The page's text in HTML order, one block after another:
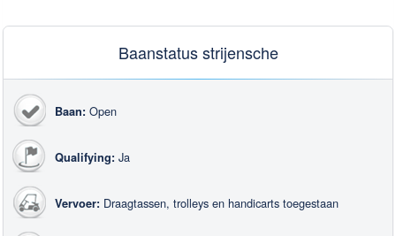
Baanstatus strijensche
Baan: Open
Qualifying: Ja
Vervoer: Draagtassen, trolleys en handicarts toegestaan